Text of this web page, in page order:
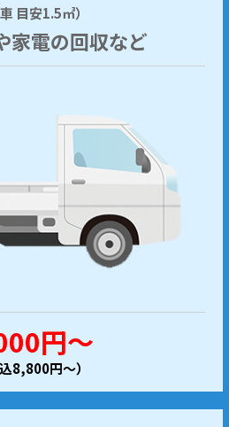
車 目安1.5㎥）
家電の回収など
円～
込8,800円～）